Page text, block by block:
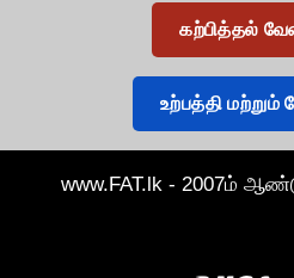
கற்பித்தல்
உற்பத்தி
www.FAT.lk - 2007ம்